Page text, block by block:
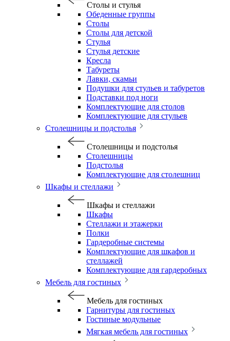
Столы и стулья
Обеденные группы
Столы
Столы для детской
Стулья
Стулья детские
Кресла
Табуреты
Лавки, скамьи
Подушки для стульев и табуретов
Подставки под ноги
Комплектующие для столов
Комплектующие для стульев
Столешницы и подстолья
Столешницы и подстолья
Столешницы
Подстолья
Комплектующие для столешниц
Шкафы и стеллажи
Шкафы и стеллажи
Шкафы
Стеллажи и этажерки
Полки
Гардеробные системы
Комплектующие для шкафов и
стеллажей
Комплектующие для гардеробных
Мебель для гостиных
Мебель для гостиных
Гарнитуры для гостиных
Гостиные модульные
Мягкая мебель для гостиных